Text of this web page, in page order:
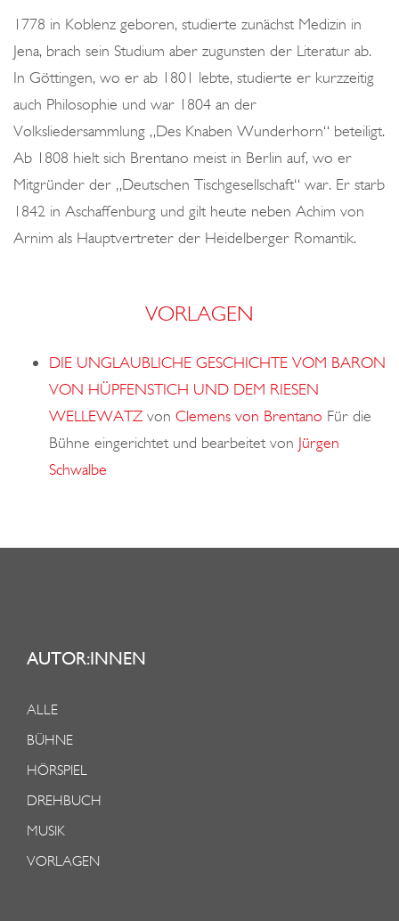
1778 in Koblenz geboren, studierte zunächst Medizin in
Jena, brach sein Studium aber zugunsten der Literatur ab.
In Göttingen, wo er ab 1801 lebte, studierte er kurzzeitig
auch Philosophie und war 1804 an der
Volksliedersammlung „Des Knaben Wunderhorn“ beteiligt.
Ab 1808 hielt sich Brentano meist in Berlin auf, wo er
Mitgründer der „Deutschen Tischgesellschaft“ war. Er starb
1842 in Aschaffenburg und gilt heute neben Achim von
Arnim als Hauptvertreter der Heidelberger Romantik.
VORLAGEN
DIE UNGLAUBLICHE GESCHICHTE VOM BARON
VON HÜPFENSTICH UND DEM RIESEN
WELLEWATZ von Clemens von Brentano Für die
Bühne eingerichtet und bearbeitet von Jürgen
Schwalbe
AUTOR:INNEN
ALLE
BÜHNE
HÖRSPIEL
DREHBUCH
MUSIK
VORLAGEN